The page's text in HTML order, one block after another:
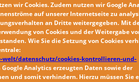
Seiten
« ERSTE SEITE ‹ VORHERIGE SEITE …
LETZTE SEITE »
wirCookies. Zudem nutzen wirGoogle
auf unserer Internetseite zu
an Dritte weitergegeben. Mit
von Cookies und der Weitergabe
. Wie Sie dieSetzung von Cookies
datenschutz/cookies-kontrollieren-und-
Analytics erzeugten Daten sowie der
und somit verhindern. Hierzu müssen Sie